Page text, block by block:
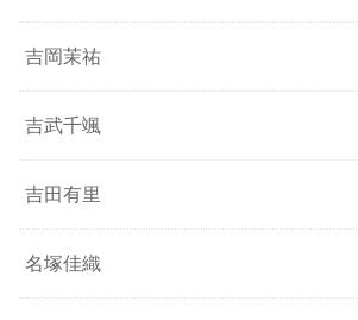
吉岡茉祐
吉武千颯
吉田有里
名塚佳織